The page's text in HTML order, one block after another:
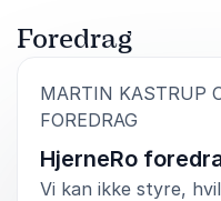
Foredrag
MARTIN KASTRUP
FOREDRAG
HjerneRo
Vi kan ikke styre,